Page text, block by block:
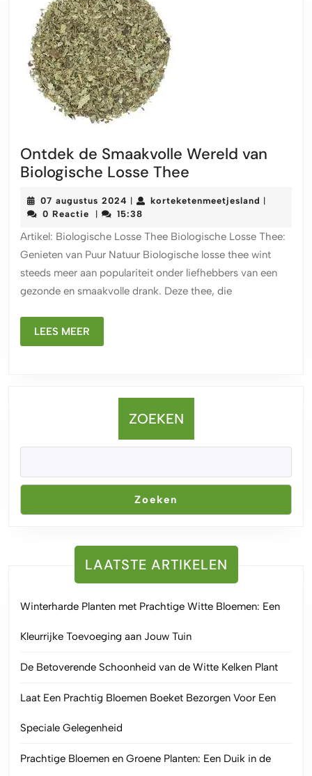
Ontdek de Smaakvolle Wereld van
Biologische Losse Thee
Smaakvolle
van
Biologische
Losse
Thee
07 augustus 2024 07
augustus
| korteketenmeetjesland |
0 Reactie | 15:38
Artikel: Biologische Losse Thee Biologische Losse Thee:
Genieten van Puur Natuur Biologische losse thee wint
steeds meer aan populariteit onder liefhebbers van een
gezonde en smaakvolle drank. Deze thee, die
LEES MEER
MEER
ZOEKEN
Zoeken
LAATSTE ARTIKELEN
Winterharde Planten met Prachtige Witte Bloemen: Een
Kleurrijke Toevoeging aan Jouw Tuin
De Betoverende Schoonheid van de Witte Kelken Plant
Laat Een Prachtig Bloemen Boeket Bezorgen Voor Een
Speciale Gelegenheid
Prachtige Bloemen en Groene Planten: Een Duik in de